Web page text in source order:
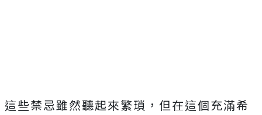
這些禁忌雖然聽起來繁瑣，但在這個充滿希